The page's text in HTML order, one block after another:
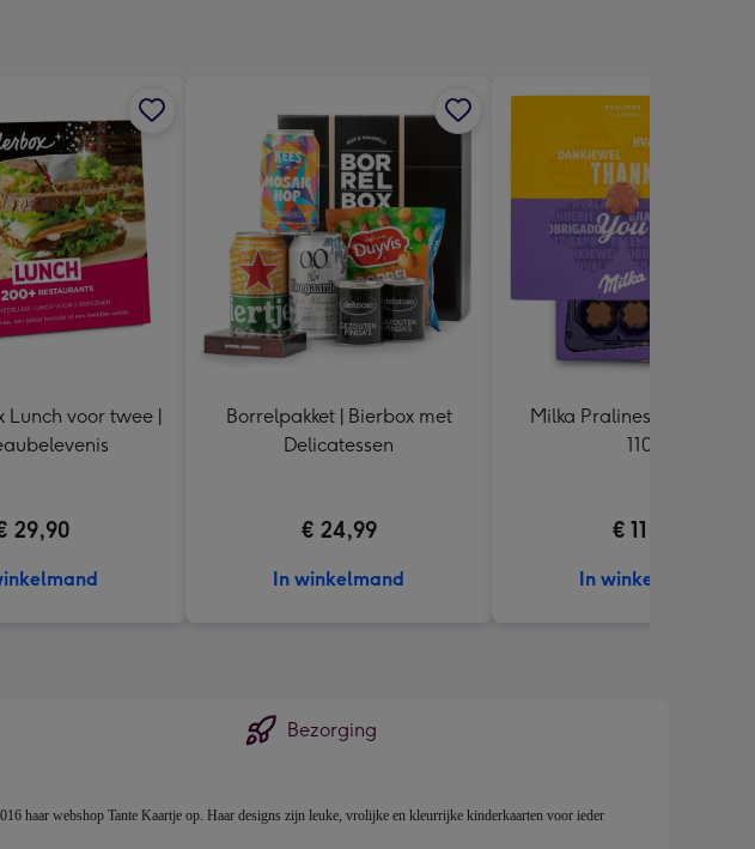
Lunch voor twee |
29,90
Borrelpakket | Bierbox met
Delicatessen
€ 24,99
In winkelmand
Milka Pralines | Thank you
110g
€ 11,99
In winkelmand
Bezorging
haar webshop Tante Kaartje op. Haar designs zijn leuke, vrolijke en kleurrijke kinderkaarten voor ieder